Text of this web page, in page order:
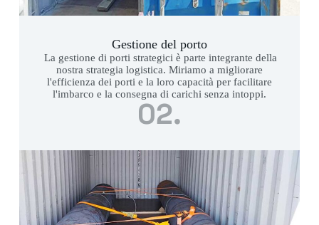
Gestione del porto
La gestione di porti strategici è parte integrante della
nostra strategia logistica. Miriamo a migliorare
l'efficienza dei porti e la loro capacità per facilitare
l'imbarco e la consegna di carichi senza intoppi.
02.